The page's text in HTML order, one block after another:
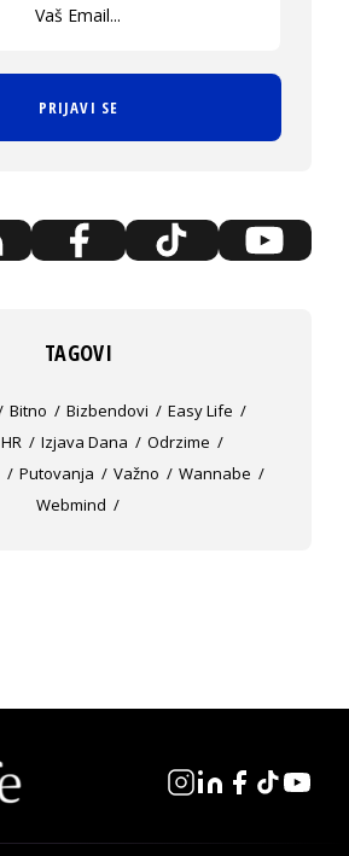
PRIJAVI SE
TAGOVI
Bitno Bizbendovi
Easy Life
HR Izjava Dana
Odrzime
Putovanja Važno
Wannabe
Webmind